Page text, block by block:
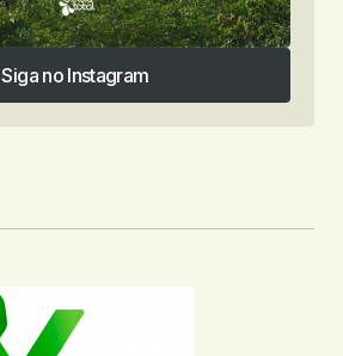
Siga no Instagram
Siga no Instagram